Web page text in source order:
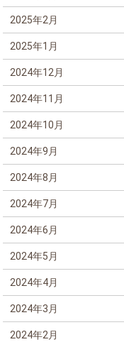
2025年2月
2025年1月
2024年12月
2024年11月
2024年10月
2024年9月
2024年8月
2024年7月
2024年6月
2024年5月
2024年4月
2024年3月
2024年2月